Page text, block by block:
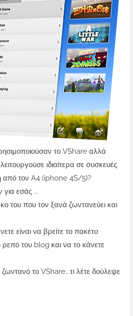
το VShare αλλά
ιδιαίτερα σε συσκευές
από τον A4 (iphone 4S/5)?
για εσάς ...
του που τον ξανά ζωντανεύει και
είναι να βρείτε το πακέτο
του blog και να το κάνετε
το VShare...τι λέτε δούλεψε